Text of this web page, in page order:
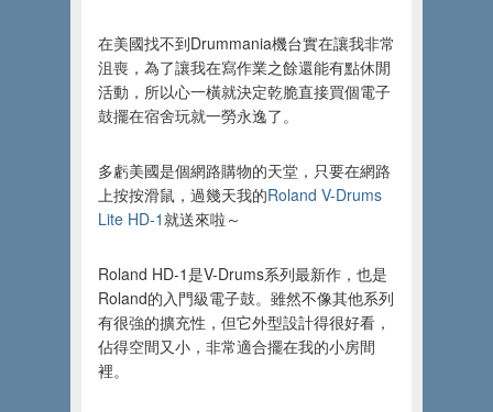
在美國找不到Drummania機台實在讓我非常
沮喪，為了讓我在寫作業之餘還能有點休閒
活動，所以心一橫就決定乾脆直接買個電子
鼓擺在宿舍玩就一勞永逸了。
多虧美國是個網路購物的天堂，只要在網路
上按按滑鼠，過幾天我的Roland V-Drums
Lite HD-1就送來啦～
Roland HD-1是V-Drums系列最新作，也是
Roland的入門級電子鼓。雖然不像其他系列
有很強的擴充性，但它外型設計得很好看，
佔得空間又小，非常適合擺在我的小房間
裡。